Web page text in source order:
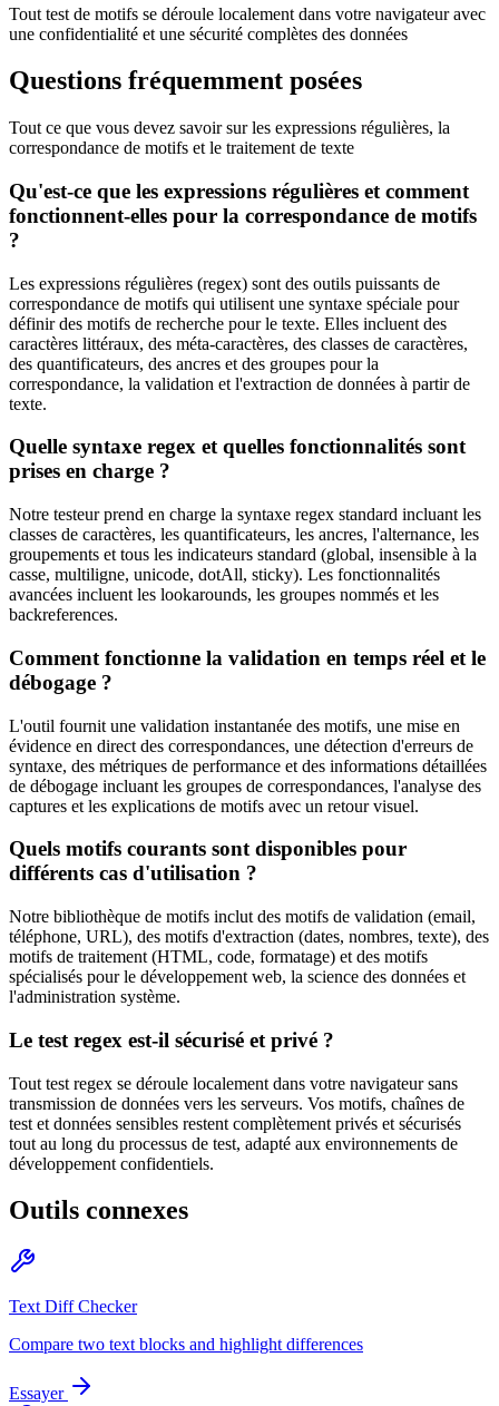
Tout test de motifs se déroule localement dans votre navigateur avec
une confidentialité et une sécurité complètes des données
Questions fréquemment posées
Tout ce que vous devez savoir sur les expressions régulières, la
correspondance de motifs et le traitement de texte
Qu'est-ce que les expressions régulières et comment
fonctionnent-elles pour la correspondance de motifs
?
Les expressions régulières (regex) sont des outils puissants de
correspondance de motifs qui utilisent une syntaxe spéciale pour
définir des motifs de recherche pour le texte. Elles incluent des
caractères littéraux, des méta-caractères, des classes de caractères,
des quantificateurs, des ancres et des groupes pour la
correspondance, la validation et l'extraction de données à partir de
texte.
Quelle syntaxe regex et quelles fonctionnalités sont
prises en charge ?
Notre testeur prend en charge la syntaxe regex standard incluant les
classes de caractères, les quantificateurs, les ancres, l'alternance, les
groupements et tous les indicateurs standard (global, insensible à la
casse, multiligne, unicode, dotAll, sticky). Les fonctionnalités
avancées incluent les lookarounds, les groupes nommés et les
backreferences.
Comment fonctionne la validation en temps réel et le
débogage ?
L'outil fournit une validation instantanée des motifs, une mise en
évidence en direct des correspondances, une détection d'erreurs de
syntaxe, des métriques de performance et des informations détaillées
de débogage incluant les groupes de correspondances, l'analyse des
captures et les explications de motifs avec un retour visuel.
Quels motifs courants sont disponibles pour
différents cas d'utilisation ?
Notre bibliothèque de motifs inclut des motifs de validation (email,
téléphone, URL), des motifs d'extraction (dates, nombres, texte), des
motifs de traitement (HTML, code, formatage) et des motifs
spécialisés pour le développement web, la science des données et
l'administration système.
Le test regex est-il sécurisé et privé ?
Tout test regex se déroule localement dans votre navigateur sans
transmission de données vers les serveurs. Vos motifs, chaînes de
test et données sensibles restent complètement privés et sécurisés
tout au long du processus de test, adapté aux environnements de
développement confidentiels.
Outils connexes
Text Diff Checker
Compare two text blocks and highlight differences
Essayer